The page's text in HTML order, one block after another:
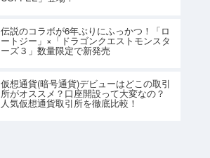
伝説のコラボが6年ぶりにふっかつ！「ロ
ートジー」×「ドラゴンクエストモンスタ
ーズ３」数量限定で新発売
仮想通貨(暗号通貨)デビューはどこの取引
所がオススメ？口座開設って大変なの？
人気仮想通貨取引所を徹底比較！